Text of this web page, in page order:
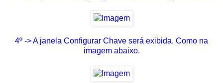
4º -> A janela Configurar Chave será exibida. Como na
imagem abaixo.